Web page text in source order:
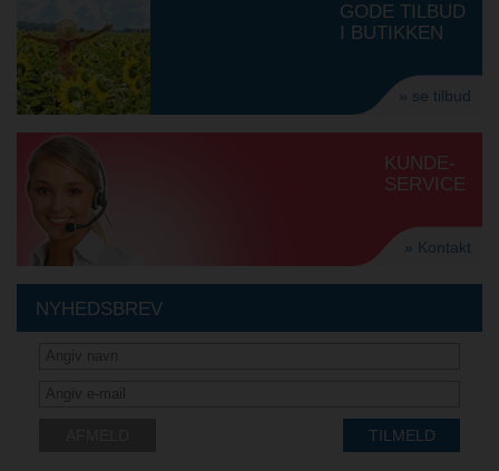
GODE TILBUD
I BUTIKKEN
» se tilbud
KUNDE-
SERVICE
» Kontakt
NYHEDSBREV
TILMELD